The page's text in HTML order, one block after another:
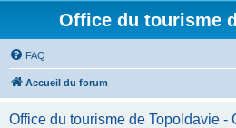
Office du tourisme
FAQ
Accueil du forum
Office du tourisme de Topoldavie -